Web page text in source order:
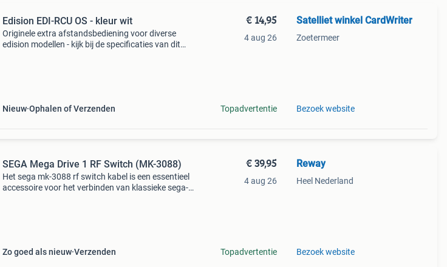
Edision EDI-RCU OS - kleur wit
Originele extra afstandsbediening voor diverse
edision modellen - kijk bij de specificaties van dit
Nieuw Ophalen of Verzenden
€ 14,95
4 aug 26
Topadvertentie
Satelliet winkel CardWriter
Zoetermeer
Bezoek website
SEGA Mega Drive 1 RF Switch (MK-3088)
Het sega mk-3088 rf switch kabel is een essentieel
accessoire voor het verbinden van klassieke sega-
Zo goed als nieuw Verzenden
€ 39,95
4 aug 26
Topadvertentie
Reway
Heel Nederland
Bezoek website